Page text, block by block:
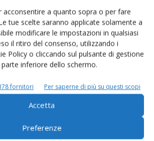
acconsentire a quanto sopra o per fare
tue scelte saranno applicate solamente a
modificare le impostazioni in qualsiasi
il ritiro del consenso, utilizzando i
Policy o cliccando sul pulsante di gestione
inferiore dello schermo.
fornitori Per saperne di più su questi scopi
Accetta
Preferenze
per cercare un'azienda o un
prodotto!
Cerca adesso
L'Esperto risponde
Cerca adesso